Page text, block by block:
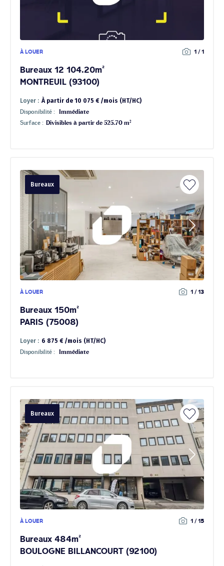
À LOUER 1 / 1
Bureaux 12 104.20m²
MONTREUIL (93100)
Loyer : À partir de 10 075 € /mois (HT/HC)
Disponibilité :
Immédiate
Surface : Divisibles à partir de 525.70 m²
Bureaux
À LOUER 1 / 13
Bureaux 150m²
PARIS (75008)
Loyer : 6 875 € /mois (HT/HC)
Disponibilité : Immédiate
Bureaux
À LOUER 1 / 15
Bureaux 484m²
BOULOGNE BILLANCOURT (92100)